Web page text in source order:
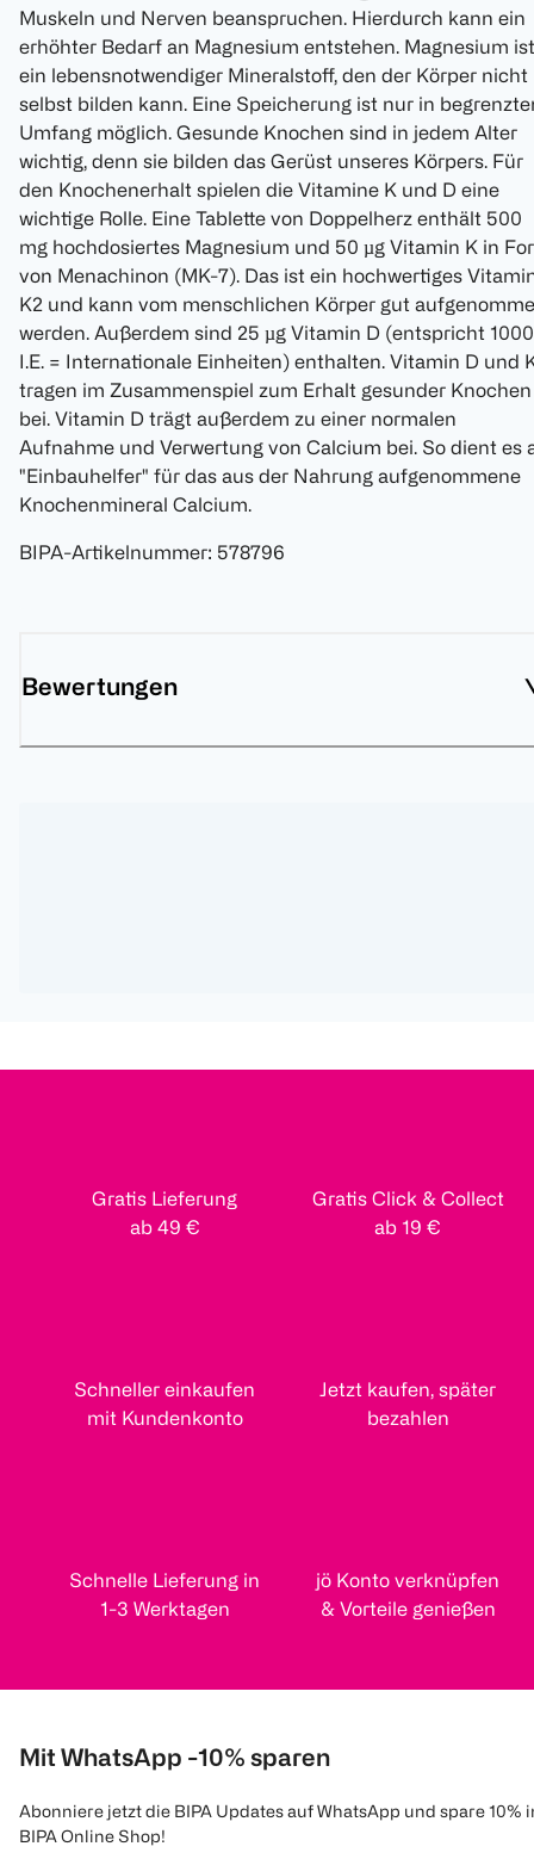
Muskeln und Nerven beanspruchen. Hierdurch kann ein
erhöhter Bedarf an Magnesium entstehen. Magnesium ist
ein lebensnotwendiger Mineralstoff, den der Körper nicht
selbst bilden kann. Eine Speicherung ist nur in
Umfang möglich. Gesunde Knochen sind in jedem Alter
wichtig, denn sie bilden das Gerüst unseres Körpers. Für
den Knochenerhalt spielen die Vitamine K und D eine
wichtige Rolle. Eine Tablette von Doppelherz enthält 500
mg hochdosiertes Magnesium und 50 µg Vitamin K in
von Menachinon (MK-7). Das ist ein hochwertiges
K2 und kann vom menschlichen Körper gut
werden. Außerdem sind 25 µg Vitamin D (entspricht 1000
I.E. = Internationale Einheiten) enthalten. Vitamin D und
tragen im Zusammenspiel zum Erhalt gesunder Knochen
bei. Vitamin D trägt außerdem zu einer normalen
Aufnahme und Verwertung von Calcium bei. So dient es
"Einbauhelfer" für das aus der Nahrung aufgenommene
Knochenmineral Calcium.
BIPA-Artikelnummer: 578796
Bewertungen
Gratis Lieferung
ab 49 €
Gratis Click & Collect
ab 19 €
Schneller einkaufen
mit Kundenkonto
Jetzt kaufen, später
bezahlen
Schnelle Lieferung in
1-3 Werktagen
jö Konto verknüpfen
& Vorteile genießen
Mit WhatsApp -10% sparen
Abonniere jetzt die BIPA Updates auf WhatsApp und spare 10%
BIPA Online Shop!